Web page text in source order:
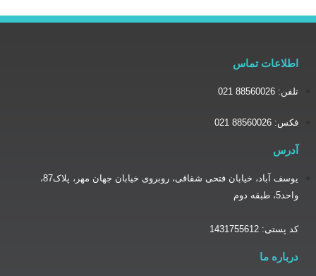
یوسف آباد، خیابان فتحی شقاقی، روبروی خیابان جهان مهر، پلاک87،